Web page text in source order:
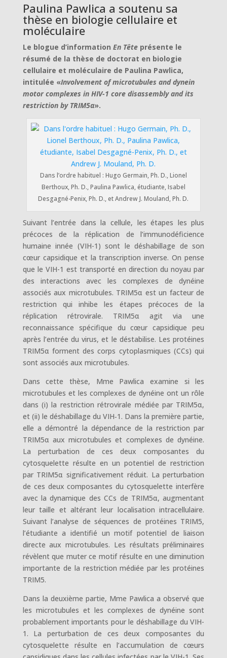
Paulina Pawlica a soutenu sa
thèse en biologie cellulaire et
moléculaire
Le blogue d’information En Têteprésente le
résumé de la thèse de doctorat en biologie
cellulaire et moléculaire de Paulina Pawlica,
intitulée «Involvement of microtubules and dynein
motor complexes in HIV-1 core disassembly and its
restriction by TRIM5α».
Dans l’ordre habituel : Hugo Germain, Ph. D., Lionel
Berthoux, Ph. D., Paulina Pawlica, étudiante, Isabel
Desgagné-Penix, Ph. D., et Andrew J. Mouland, Ph. D.
Suivant l’entrée dans la cellule, les étapes les plus
précoces de la réplication de l’immunodéficience
humaine innée (VIH-1) sont le déshabillage de son
cœur capsidique et la transcription inverse. On pense
que le VIH-1 est transporté en direction du noyau par
des interactions avec les complexes de dynéine
associés aux microtubules. TRIM5α est un facteur de
restriction qui inhibe les étapes précoces de la
réplication rétrovirale. TRIM5α agit via une
reconnaissance spécifique du cœur capsidique peu
après l’entrée du virus, et le déstabilise. Les protéines
TRIM5α forment des corps cytoplasmiques (CCs) qui
sont associés aux microtubules.
Dans cette thèse, Mme Pawlica examine si les
microtubules et les complexes de dynéine ont un rôle
dans (i) la restriction rétrovirale médiée par TRIM5α,
et (ii) le déshabillage du VIH‑1. Dans la première partie,
elle a démontré la dépendance de la restriction par
TRIM5α aux microtubules et complexes de dynéine.
La perturbation de ces deux composantes du
cytosquelette résulte en un potentiel de restriction
par TRIM5α significativement réduit. La perturbation
de ces deux composantes du cytosquelette interfère
avec la dynamique des CCs de TRIM5α, augmentant
leur taille et altérant leur localisation intracellulaire.
Suivant l’analyse de séquences de protéines TRIM5,
l’étudiante a identifié un motif potentiel de liaison
directe aux microtubules. Les résultats préliminaires
révèlent que muter ce motif résulte en une diminution
importante de la restriction médiée par les protéines
TRIM5.
Dans la deuxième partie, Mme Pawlica a observé que
les microtubules et les complexes de dynéine sont
probablement importants pour le déshabillage du VIH-
1. La perturbation de ces deux composantes du
cytosquelette résulte en l’accumulation de cœurs